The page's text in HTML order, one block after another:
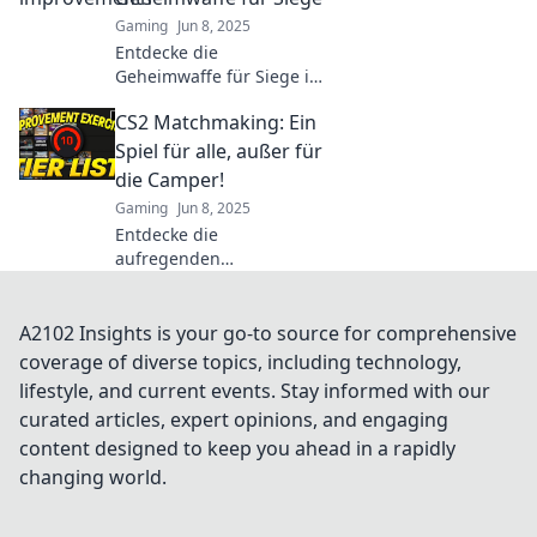
Gaming Jun 8, 2025
Entdecke die
Geheimwaffe für Siege in
definiert – Jetzt
strategische Tipps und
Tricks erfahren!
CS2 Matchmaking: Ein
Spiel für alle, außer für
die Camper!
Gaming Jun 8, 2025
Entdecke die
aufregenden
das Spiel perfekt für
Spieler, aber nicht für
A2102 Insights is your go-to source for comprehensive
coverage of diverse topics, including technology,
lifestyle, and current events. Stay informed with our
curated articles, expert opinions, and engaging
content designed to keep you ahead in a rapidly
changing world.